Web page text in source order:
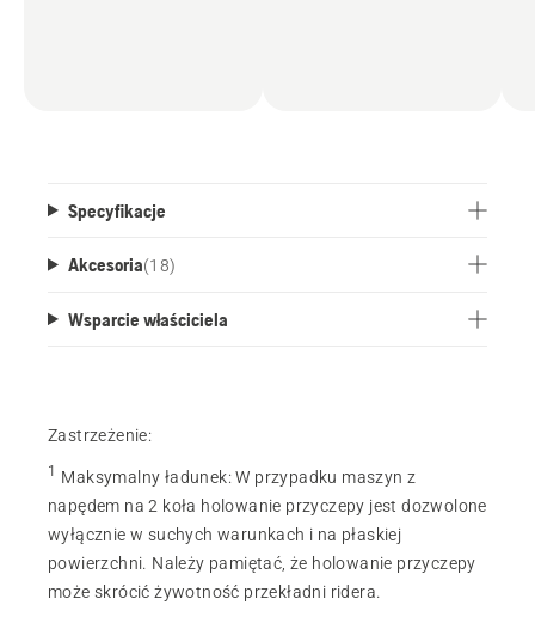
Specyfikacje
Akcesoria(18)
Wsparcie właściciela
Zastrzeżenie:
1 Maksymalny ładunek:W przypadku maszyn z
napędem na 2 koła holowanie przyczepy jest dozwolone
wyłącznie w suchych warunkach i na płaskiej
powierzchni. Należy pamiętać, że holowanie przyczepy
może skrócić żywotność przekładni ridera.